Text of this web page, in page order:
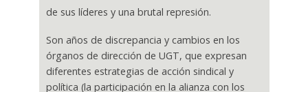
de sus líderes y una brutal represión.
Son años de discrepancia y cambios en los
órganos de dirección de UGT, que expresan
diferentes estrategias de acción sindical y
política (la participación en la alianza con los